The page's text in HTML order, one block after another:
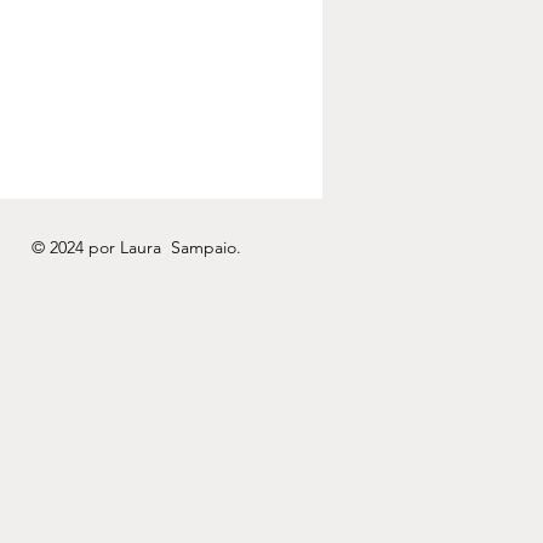
© 2024 por Laura Sampaio.